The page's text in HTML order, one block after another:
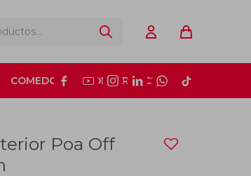
COMEDOR CONSTRUCCIÓN
     
Poa Off